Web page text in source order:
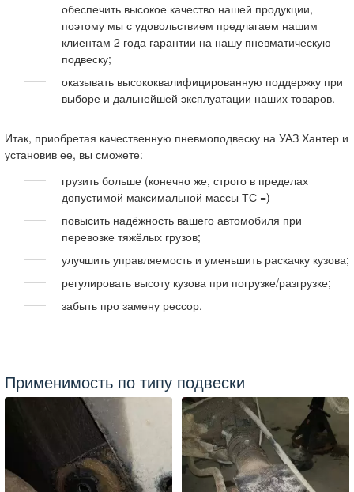
обеспечить высокое качество нашей продукции,
поэтому мы с удовольствием предлагаем нашим
клиентам 2 года гарантии на нашу пневматическую
подвеску;
оказывать высококвалифицированную поддержку при
выборе и дальнейшей эксплуатации наших товаров.
Итак, приобретая качественную пневмоподвеску на УАЗ Хантер и
установив ее, вы сможете:
грузить больше (конечно же, строго в пределах
допустимой максимальной массы ТС =)
повысить надёжность вашего автомобиля при
перевозке тяжёлых грузов;
улучшить управляемость и уменьшить раскачку кузова;
регулировать высоту кузова при погрузке/разгрузке;
забыть про замену рессор.
Применимость по типу подвески